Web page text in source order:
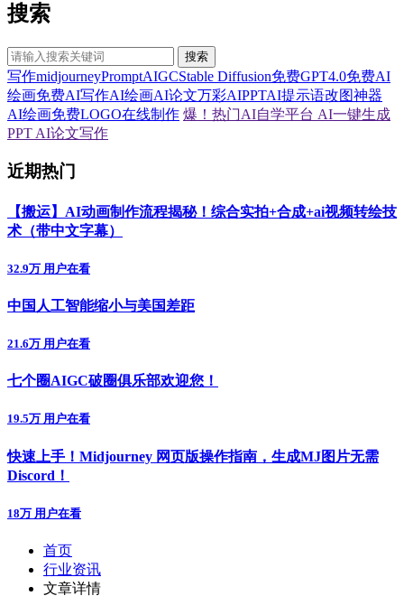
搜索
搜索
写作midjourneyPromptAIGCStable Diffusion免费GPT4.0免费AI
绘画免费AI写作AI绘画AI论文万彩AIPPTAI提示语改图神器
AI绘画免费LOGO在线制作 爆！热门AI自学平台 AI一键生成
PPT AI论文写作
近期热门
【搬运】AI动画制作流程揭秘！综合实拍+合成+ai视频转绘技
术（带中文字幕）
32.9万 用户在看
中国人工智能缩小与美国差距
21.6万 用户在看
七个圈AIGC破圈俱乐部欢迎您！
19.5万 用户在看
快速上手！Midjourney 网页版操作指南，生成MJ图片无需
Discord！
18万 用户在看
首页
行业资讯
文章详情